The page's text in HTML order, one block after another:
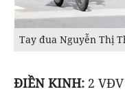
Tay đua Nguyễn Thị
ĐIỀN KINH: 2